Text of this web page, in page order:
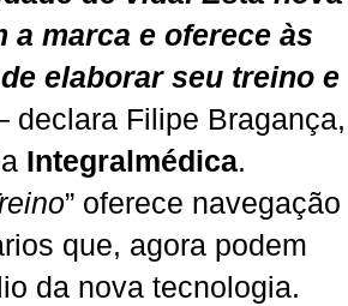
marca e oferece às
elaborar seu treino e
declara Filipe Bragança,
Integralmédica.
” oferece navegação
que, agora podem
da nova tecnologia.